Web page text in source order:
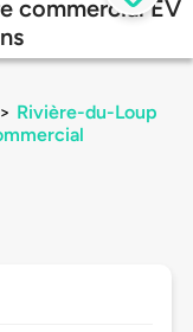
commercial EV
> Rivière-du-Loup